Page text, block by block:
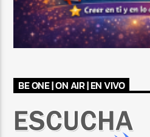
BE ONE | ON AIR | EN VIVO